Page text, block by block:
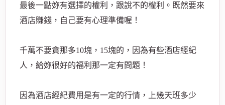
最後一點妳有選擇的權利，跟說不的權利。既然要來
酒店賺錢，自己要有心理準備喔！
千萬不要貪那多10塊，15塊的，因為有些酒店經紀
人，給妳很好的福利那一定有問題！
因為酒店經紀費用是有一定的行情，上幾天班多少